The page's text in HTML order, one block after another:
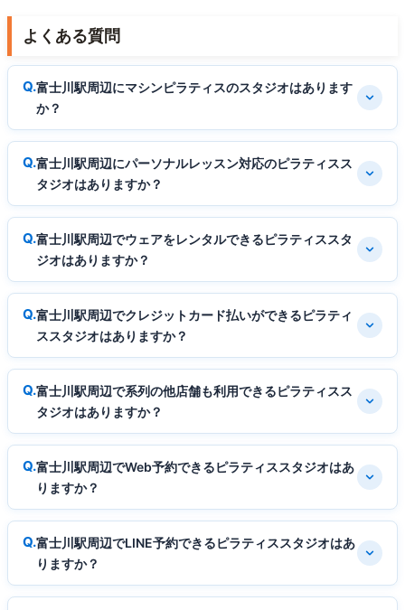
よくある質問
富士川駅周辺にマシンピラティスのスタジオはあります
か？
富士川駅周辺にパーソナルレッスン対応のピラティスス
タジオはありますか？
富士川駅周辺でウェアをレンタルできるピラティススタ
ジオはありますか？
富士川駅周辺でクレジットカード払いができるピラティ
ススタジオはありますか？
富士川駅周辺で系列の他店舗も利用できるピラティスス
タジオはありますか？
富士川駅周辺でWeb予約できるピラティススタジオはあ
りますか？
富士川駅周辺でLINE予約できるピラティススタジオはあ
りますか？